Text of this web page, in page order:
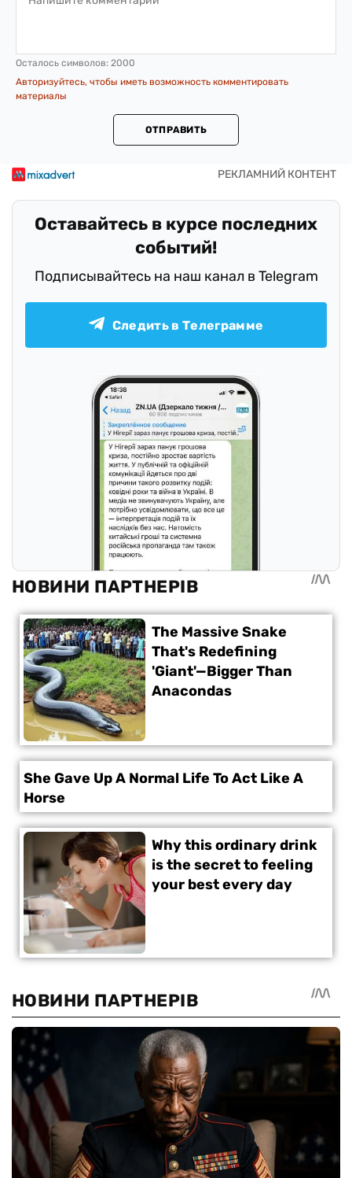
Осталось символов: 2000
Авторизуйтесь, чтобы иметь возможность комментировать
материалы
ОТПРАВИТЬ
Оставайтесь в курсе последних
событий!
Подписывайтесь на наш канал в Telegram
Следить в Телеграмме